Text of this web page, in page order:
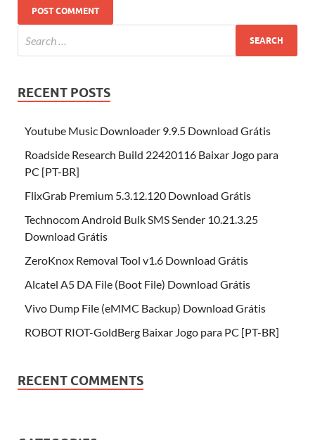
RECENT POSTS
Youtube Music Downloader 9.9.5 Download Grátis
Roadside Research Build 22420116 Baixar Jogo para
PC [PT-BR]
FlixGrab Premium 5.3.12.120 Download Grátis
Technocom Android Bulk SMS Sender 10.21.3.25
Download Grátis
ZeroKnox Removal Tool v1.6 Download Grátis
Alcatel A5 DA File (Boot File) Download Grátis
Vivo Dump File (eMMC Backup) Download Grátis
ROBOT RIOT-GoldBerg Baixar Jogo para PC [PT-BR]
RECENT COMMENTS